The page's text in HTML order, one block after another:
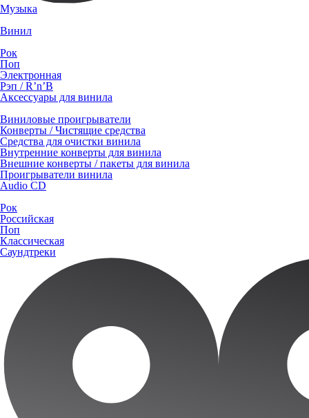
Музыка
Винил
Рок
Поп
Электронная
Рэп / R’n’B
Аксессуары для винила
Виниловые проигрыватели
Конверты / Чистящие средства
Средства для очистки винила
Внутренние конверты для винила
Внешние конверты / пакеты для винила
Проигрыватели винила
Audio CD
Рок
Российская
Поп
Классическая
Саундтреки